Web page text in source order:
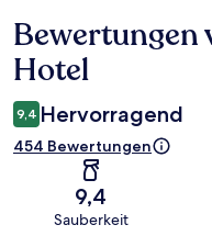
Bewertungen
Bewertungen
Hotel
9,4 Hervorragend
454 Bewertungen
9,4
Sauberkeit